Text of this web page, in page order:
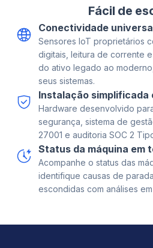
Fácil de
Conectividade
Sensores IoT proprietários
digitais, leitura de corrente
do ativo legado ao
seus sistemas.
Instalação simplificada
Hardware desenvolvido
segurança, sistema de
27001 e auditoria SOC 2
Status da máquina em
Acompanhe o status das
identifique causas de
escondidas com análises